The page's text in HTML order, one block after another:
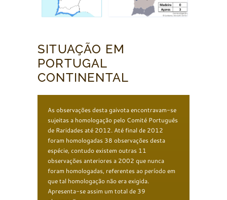
SITUAÇÃO EM
PORTUGAL
CONTINENTAL
As observações desta gaivota encontravam-se
sujeitas a homologação pelo Comité Português
de Raridades até 2012. Até final de 2012
foram homologadas 38 observações desta
espécie, contudo existem outras 11
observações anteriores a 2002 que nunca
foram homologadas, referentes ao período em
que tal homologação não era exigida.
Apresenta-se assim um total de 39